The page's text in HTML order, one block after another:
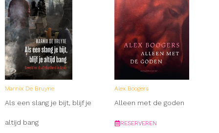
Marnix De Bruyne
Als een slang je bijt, blijf je
altijd bang
Alex Boogers
Alleen met de goden
RESERVEREN